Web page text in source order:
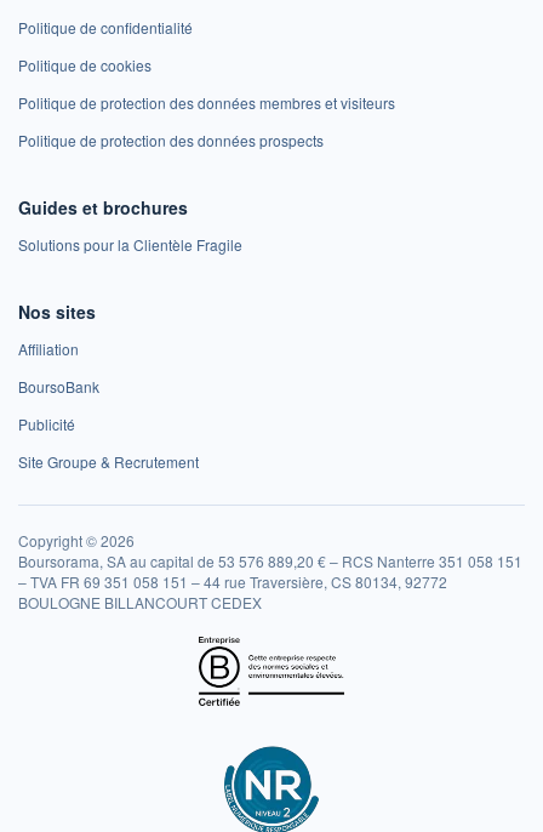
Politique de confidentialité
Politique de cookies
Politique de protection des données membres et visiteurs
Politique de protection des données prospects
Guides et brochures
Solutions pour la Clientèle Fragile
Nos sites
Affiliation
BoursoBank
Publicité
Site Groupe & Recrutement
Copyright © 2026
Boursorama, SA au capital de 53 576 889,20 € – RCS Nanterre 351 058 151
– TVA FR 69 351 058 151 – 44 rue Traversière, CS 80134, 92772
BOULOGNE BILLANCOURT CEDEX